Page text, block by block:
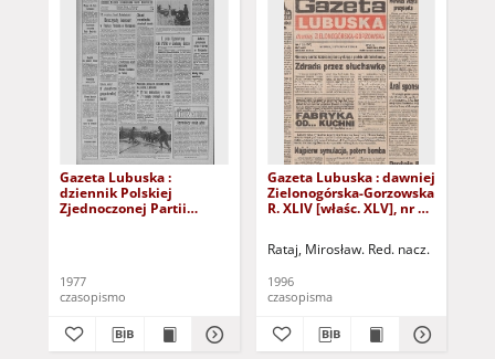
Gazeta Lubuska :
dziennik Polskiej
Zjednoczonej Partii
1977
czasopismo
Gazeta Lubuska : dawniej
Zielonogórska-Gorzowska
R. XLIV [właśc. XLV], nr 52
Rataj, Mirosław. Red. nacz.
1996
czasopisma